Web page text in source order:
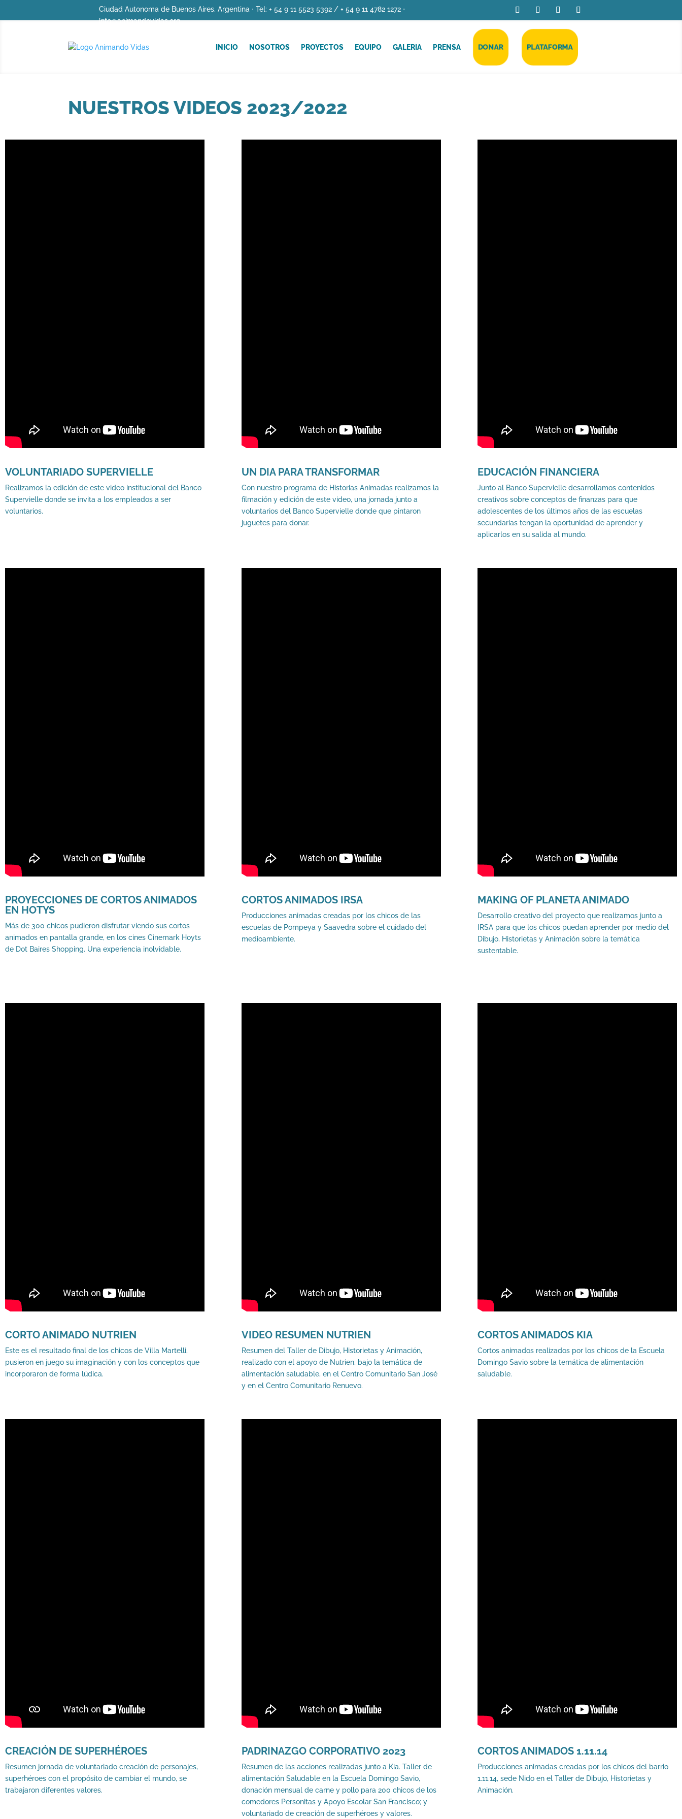
Ciudad Autonoma de Buenos Aires, Argentina ⋅ Tel: + 54 9 11 5523 5392 / + 54 9 11 4782 1272 ⋅
info@animandovidas.org
INICIO NOSOTROS PROYECTOS EQUIPO GALERIA PRENSA DONAR PLATAFORMA
NUESTROS VIDEOS 2023/2022
VOLUNTARIADO SUPERVIELLE
Realizamos la edición de este video institucional del Banco
Supervielle donde se invita a los empleados a ser
voluntarios.
UN DIA PARA TRANSFORMAR
Con nuestro programa de Historias Animadas realizamos la
filmación y edición de este video, una jornada junto a
voluntarios del Banco Supervielle donde que pintaron
juguetes para donar.
EDUCACIÓN FINANCIERA
Junto al Banco Supervielle desarrollamos contenidos
creativos sobre conceptos de finanzas para que
adolescentes de los últimos años de las escuelas
secundarias tengan la oportunidad de aprender y
aplicarlos en su salida al mundo.
PROYECCIONES DE CORTOS ANIMADOS
EN HOTYS
Más de 300 chicos pudieron disfrutar viendo sus cortos
animados en pantalla grande, en los cines Cinemark Hoyts
de Dot Baires Shopping. Una experiencia inolvidable.
CORTOS ANIMADOS IRSA
Producciones animadas creadas por los chicos de las
escuelas de Pompeya y Saavedra sobre el cuidado del
medioambiente.
MAKING OF PLANETA ANIMADO
Desarrollo creativo del proyecto que realizamos junto a
IRSA para que los chicos puedan aprender por medio del
Dibujo, Historietas y Animación sobre la temática
sustentable.
CORTO ANIMADO NUTRIEN
Este es el resultado final de los chicos de Villa Martelli,
pusieron en juego su imaginación y con los conceptos que
incorporaron de forma lúdica.
VIDEO RESUMEN NUTRIEN
Resumen del Taller de Dibujo, Historietas y Animación,
realizado con el apoyo de Nutrien, bajo la temática de
alimentación saludable, en el Centro Comunitario San José
y en el Centro Comunitario Renuevo.
CORTOS ANIMADOS KIA
Cortos animados realizados por los chicos de la Escuela
Domingo Savio sobre la temática de alimentación
saludable.
CREACIÓN DE SUPERHÉROES
Resumen jornada de voluntariado creación de personajes,
superhéroes con el propósito de cambiar el mundo, se
trabajaron diferentes valores.
PADRINAZGO CORPORATIVO 2023
Resumen de las acciones realizadas junto a Kia. Taller de
alimentación Saludable en la Escuela Domingo Savio,
donación mensual de carne y pollo para 200 chicos de los
comedores Personitas y Apoyo Escolar San Francisco; y
voluntariado de creación de superhéroes y valores.
CORTOS ANIMADOS 1.11.14
Producciones animadas creadas por los chicos del barrio
1.11.14, sede Nido en el Taller de Dibujo, Historietas y
Animación.